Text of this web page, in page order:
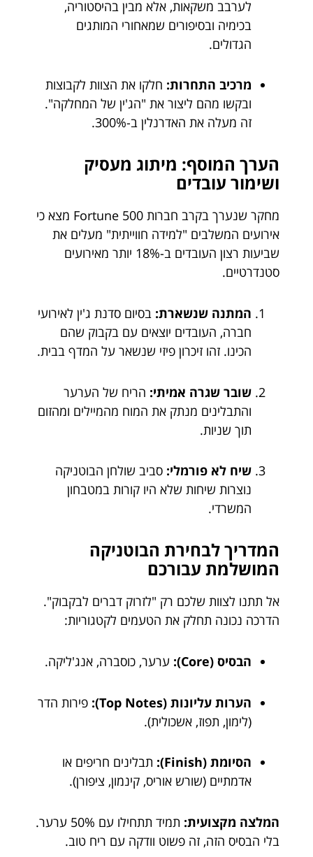
לערבב משקאות, אלא מבין בהיסטוריה,
בכימיה ובסיפורים שמאחורי המותגים
הגדולים.
מרכיב התחרות: חלקו את הצוות לקבוצות
ובקשו מהם ליצור את "הג'ין של המחלקה".
זה מעלה את האדרנלין ב-300%.
הערך המוסף: מיתוג מעסיק
ושימור עובדים
מחקר שנערך בקרב חברות Fortune 500 מצא כי
אירועים המשלבים "למידה חווייתית" מעלים את
שביעות רצון העובדים ב-18% יותר מאירועים
סטנדרטיים.
המתנה שנשארת: בסיום סדנת ג'ין לאירועי
חברה, העובדים יוצאים עם בקבוק שהם
הכינו. זהו זיכרון פיזי שנשאר על המדף בבית.
שובר שגרה אמיתי: הריח של הערער
והתבלינים מנתק את המוח מהמיילים ומהזום
תוך שניות.
שיח לא פורמלי: סביב שולחן הבוטניקה
נוצרות שיחות שלא היו קורות במטבחון
המשרדי.
המדריך לבחירת הבוטניקה
המושלמת עבורכם
אל תתנו לצוות שלכם רק "לזרוק דברים לבקבוק".
הדרכה נכונה תחלק את הטעמים לקטגוריות:
הבסיס (Core): ערער, כוסברה, אנג'ליקה.
הערות עליונות (Top Notes):
פירות הדר
(לימון, תפוז, אשכולית).
הסיומת (Finish):
תבלינים חריפים או
אדמתיים (שורש אוריס, קינמון, ציפורן).
המלצה מקצועית:
תמיד תתחילו עם 50% ערער.
בלי הבסיס הזה, זה פשוט וודקה עם ריח טוב.